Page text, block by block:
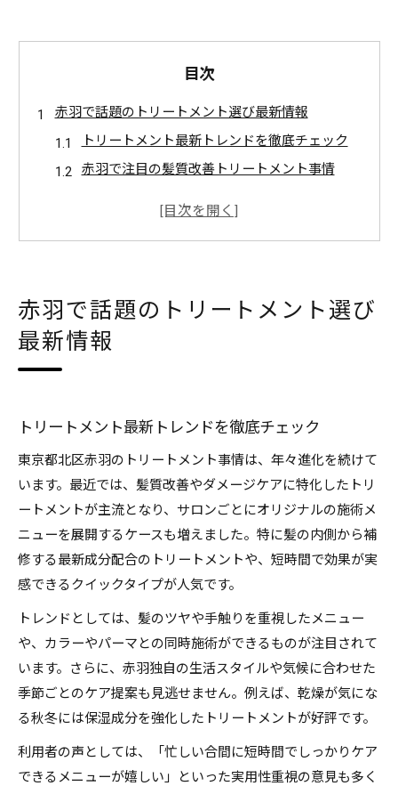
目次
赤羽で話題のトリートメント選び最新情報
トリートメント最新トレンドを徹底チェック
赤羽で注目の髪質改善トリートメント事情
髪質別トリートメント選びのポイント紹介
トリートメント効果が実感できる選び方
美容師おすすめトリートメントの特徴とは
トレンドを押さえた赤羽エリア髪質改善ガイド
赤羽で流行の髪質改善トリートメントとは
トリートメントの最新成分と効果を解説
髪質改善に強いサロンの選び方ポイント
トリートメントで叶う美髪への近道
悩み別に考えるトリートメントの選び方
ダメージ別トリートメント選びの秘訣
乾燥・パサつき対策のトリートメント活用法
髪質改善効果を高めるトリートメント選び
赤羽で話題のトリートメント選び
最新情報
トリートメント最新トレンドを徹底チェック
東京都北区赤羽のトリートメント事情は、年々進化を続けて
います。最近では、髪質改善やダメージケアに特化したトリ
ートメントが主流となり、サロンごとにオリジナルの施術メ
ニューを展開するケースも増えました。特に髪の内側から補
修する最新成分配合のトリートメントや、短時間で効果が実
感できるクイックタイプが人気です。
トレンドとしては、髪のツヤや手触りを重視したメニュー
や、カラーやパーマとの同時施術ができるものが注目されて
います。さらに、赤羽独自の生活スタイルや気候に合わせた
季節ごとのケア提案も見逃せません。例えば、乾燥が気にな
る秋冬には保湿成分を強化したトリートメントが好評です。
利用者の声としては、「忙しい合間に短時間でしっかりケア
できるメニューが嬉しい」といった実用性重視の意見も多く